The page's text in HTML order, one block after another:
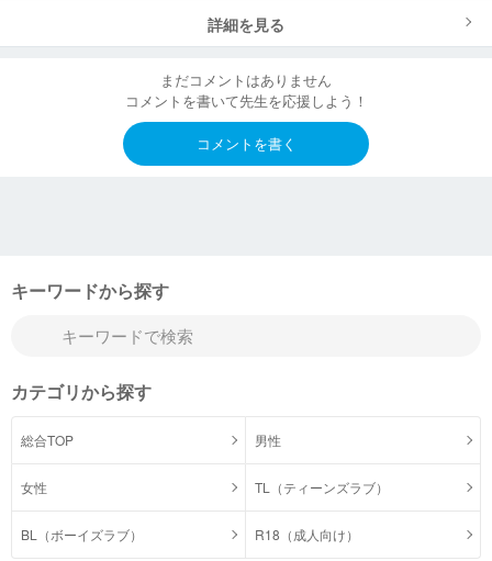
詳細を見る
まだコメントはありません
コメントを書いて先生を応援しよう！
コメントを書く
キーワードから探す
カテゴリから探す
総合TOP 男性
女性 TL（ティーンズラブ）
BL（ボーイズラブ） R18（成人向け）